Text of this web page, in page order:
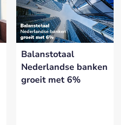
Balanstotaal
Nederlandse banken
groeit met 6%